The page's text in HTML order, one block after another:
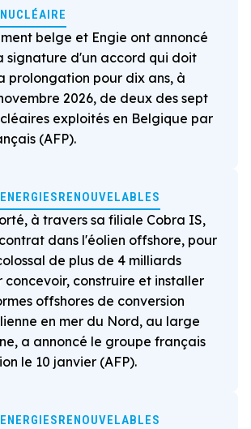
belge et Engie ont annoncé
signature d'un accord qui doit
prolongation pour dix ans, à
2026, de deux des sept
exploités en Belgique par
(AFP).
à travers sa filiale Cobra IS,
dans l'éolien offshore, pour
de plus de 4 milliards
concevoir, construire et installer
offshores de conversion
en mer du Nord, au large
a annoncé le groupe français
le 10 janvier (AFP).